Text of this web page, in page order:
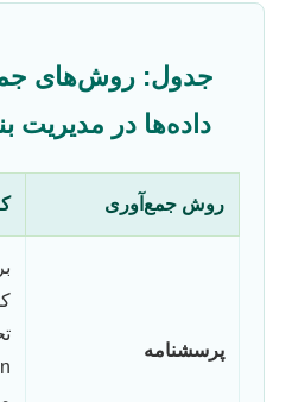
جدول: روش‌های
داده‌ها در مدیریت
روش جمع‌آوری
پرسشنامه